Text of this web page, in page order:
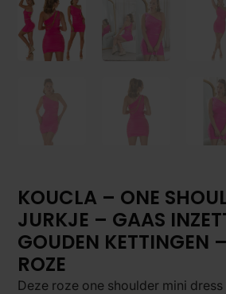
KOUCLA – ONE
JURKJE – GAAS
GOUDEN KETTINGEN
ROZE
Deze roze one shoulder mini